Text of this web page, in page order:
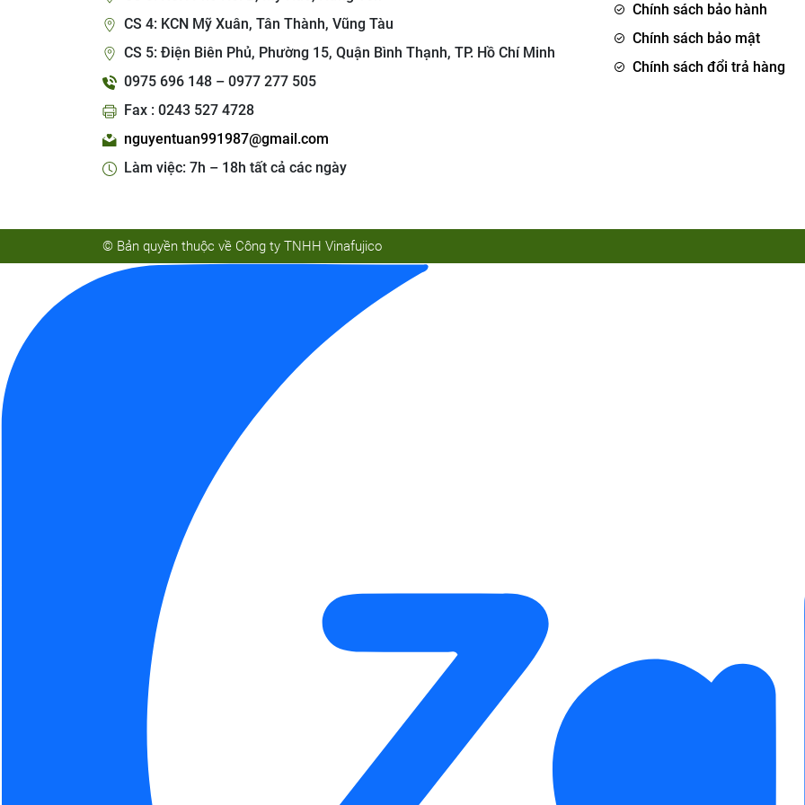
CS 4: KCN Mỹ Xuân, Tân Thành, Vũng Tàu
CS 5: Điện Biên Phủ, Phường 15, Quận Bình Thạnh, TP. Hồ Chí Minh
0975 696 148 – 0977 277 505
Fax : 0243 527 4728
nguyentuan991987@gmail.com
Làm việc: 7h – 18h tất cả các ngày
Chính sách bảo hành
Chính sách bảo mật
Chính sách đổi trả hàng
© Bản quyền thuộc về Công ty TNHH Vinafujico